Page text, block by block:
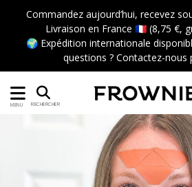
Commandez aujourd’hui, recevez
Livraison en France 🇫🇷 (8,75 €,
🌍 Expédition internationale
questions ? Contactez-nous
MENU RECHERCHER